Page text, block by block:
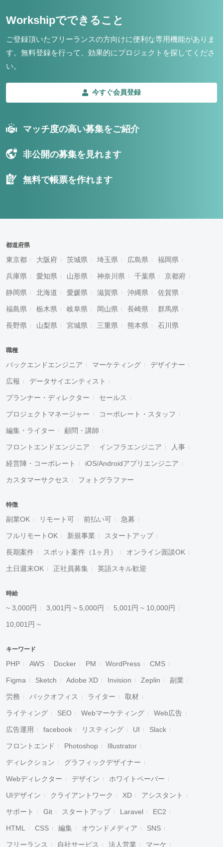
Workshipでできること
ご登録頂いたフリーランスの方向けに便利な専用機能がありま
す。 無料登録を行って、効果的にプロジェクトを探してくださ
い。
今すぐ会員登録
マッチ度の高い募集をご紹介
非公開の募集を見れます
無料で帳票を作れます
都道府県
東京都 大阪府 茨城県 埼玉県 広島県 福岡県
兵庫県 愛知県 山形県 神奈川県 千葉県 京都府
静岡県 北海道 愛媛県 滋賀県 沖縄県 佐賀県
福島県 栃木県 岐阜県 岡山県 長崎県 群馬県
長野県 山梨県 宮城県 三重県 熊本県 石川県
職種
バックエンドエンジニア マーケティング デザイナー
広報 データサイエンティスト
プランナー・ディレクター セールス
プロジェクトマネージャー コーポレート・スタッフ
編集・ライター 顧問・講師
フロントエンドエンジニア インフラエンジニア 人事
経営陣・コーポレート iOS/Androidアプリエンジニア
カスタマーサクセス フォトグラファー
特徴
副業OK リモート可 前払い可 急募
フルリモートOK 新規事業 スタートアップ
長期案件 スポット案件（1ヶ月） オンライン面談OK
土日週末OK 正社員募集 英語スキル歓迎
時給
~ 3,000円 3,001円 ~ 5,000円 5,001円 ~ 10,000円
10,001円 ~
キーワード
PHP AWS Docker PM WordPress CMS
Figma Sketch Adobe XD Invision Zeplin 副業
労務 バックオフィス ライター 取材
ライティング SEO Webマーケティング Web広告
広告運用 facebook リスティング UI Slack
フロントエンド Photoshop Illustrator
ディレクション グラフィックデザイナー
Webディレクター デザイン ホワイトペーパー
UIデザイン クライアントワーク XD アシスタント
サポート Git スタートアップ Laravel EC2
HTML CSS 編集 オウンドメディア SNS
フリーランス 自社サービス 法人営業 マーケ